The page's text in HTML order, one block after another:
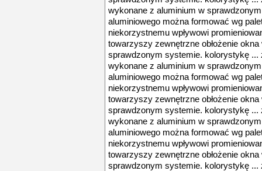
wykonane z aluminium w
aluminiowego można formować wg
niekorzystnemu wpływowi
towarzyszy zewnętrzne obłożenie
sprawdzonym systemie. kolorystykę ...
wykonane z aluminium w
aluminiowego można formować wg
niekorzystnemu wpływowi
towarzyszy zewnętrzne obłożenie
sprawdzonym systemie. kolorystykę ...
wykonane z aluminium w
aluminiowego można formować wg
niekorzystnemu wpływowi
towarzyszy zewnętrzne obłożenie
sprawdzonym systemie. kolorystykę ...